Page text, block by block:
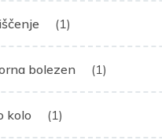
(1)
bolezen (1)
kolo (1)